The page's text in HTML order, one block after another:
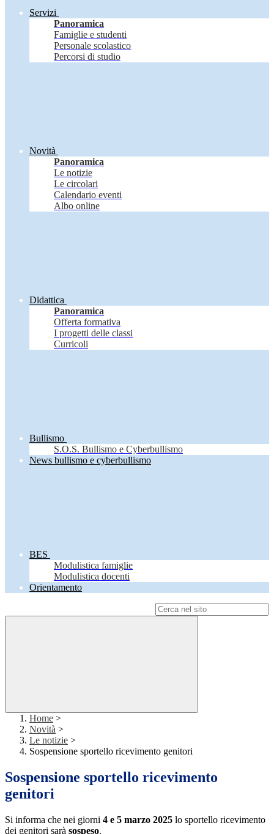
Servizi
Panoramica
Famiglie e studenti
Personale scolastico
Percorsi di studio
Novità
Panoramica
Le notizie
Le circolari
Calendario eventi
Albo online
Didattica
Panoramica
Offerta formativa
I progetti delle classi
Curricoli
Bullismo
S.O.S. Bullismo e Cyberbullismo
News bullismo e cyberbullismo
BES
Modulistica famiglie
Modulistica docenti
Orientamento
Home >
Novità >
Le notizie >
Sospensione sportello ricevimento genitori
Sospensione sportello ricevimento
genitori
Si informa che nei giorni 4 e 5 marzo 2025 lo sportello ricevimento
dei genitori sarà sospeso.